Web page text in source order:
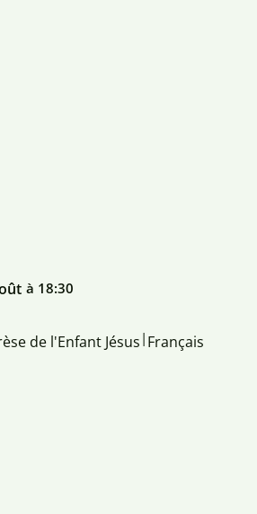
à 18:30
de l'Enfant Jésus | Français